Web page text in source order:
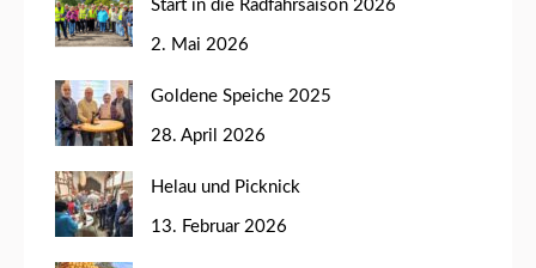
Start in die Radfahrsaison 2026
2. Mai 2026
Goldene Speiche 2025
28. April 2026
Helau und Picknick
13. Februar 2026